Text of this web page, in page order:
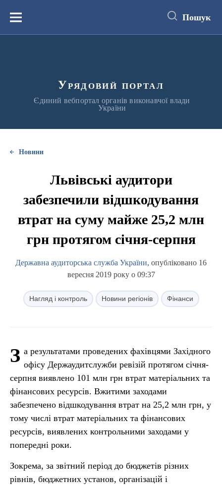
вмістуМеню Пошук
Урядовий портал
Єдиний вебпортал органів виконавчої влади
України
Новини
Львівські аудитори
забезпечили відшкодування
втрат на суму майже 25,2 млн
грн протягом січня-серпня
Державна аудиторська служба України, опубліковано 16
вересня 2019 року о 09:37
Нагляд і контроль Новини регіонів Фінанси
З а результатами проведених фахівцями Західного
офісу Держаудитслужби ревізій протягом січня-
серпня виявлено 101 млн грн втрат матеріальних та
фінансових ресурсів. Вжитими заходами
забезпечено відшкодування втрат на 25,2 млн грн, у
тому числі втрат матеріальних та фінансових
ресурсів, виявлених контрольними заходами у
попередні роки.
Зокрема, за звітний період до бюджетів різних
рівнів, бюджетних установ, організацій і